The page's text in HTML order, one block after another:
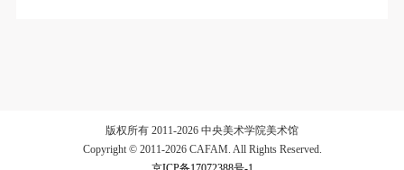
版权所有 2011-2026 中央美术学院美术馆
Copyright © 2011-2026 CAFAM. All Rights Reserved.
参与活动者在参与活动时应当在美术馆工作人员及活
参与活动者在参与活动时应当在美术馆工作人员及活
参与活动者在参与活动时应当在美术馆工作人员及活